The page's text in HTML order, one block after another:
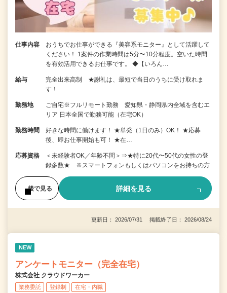
仕事内容
おうちでお仕事ができる『美容系モニター』として活躍して
ください！ 1案件の作業時間は5分〜10分程度。空いた時間
を有効活用できるお仕事です。 ◆【いろん…
給与
完全出来高制 ★謝礼は、最短で当日のうちに受け取れま
す！
勤務地
ご自宅※フルリモート勤務 愛知県・静岡県内全域を含むエ
リア 日本全国で勤務可能（在宅OK）
勤務時間
好きな時間に働けます！ ★単発（1日のみ）OK！ ★応募
後、即お仕事開始も可！ ★在…
応募資格
＜未経験者OK／年齢不問＞⇒★特に20代〜50代の女性の登
録多数★ ※スマートフォンもしくはパソコンをお持ちの方
後で見る 詳細を見る
更新日： 2026/07/31 掲載終了日： 2026/08/24
NEW
アンケートモニター（完全在宅）
株式会社 クラウドワーカー
業務委託 登録制 在宅・内職